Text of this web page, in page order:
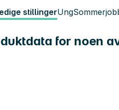
stillingerUng
for noen